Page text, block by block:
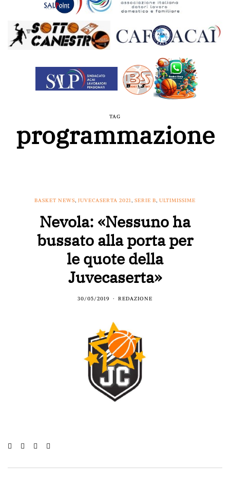
TAG
programmazione
BASKET NEWS, JUVECASERTA 2021, SERIE B, ULTIMISSIME
Nevola: «Nessuno ha
bussato alla porta per
le quote della
Juvecaserta»
30/05/2019 REDAZIONE